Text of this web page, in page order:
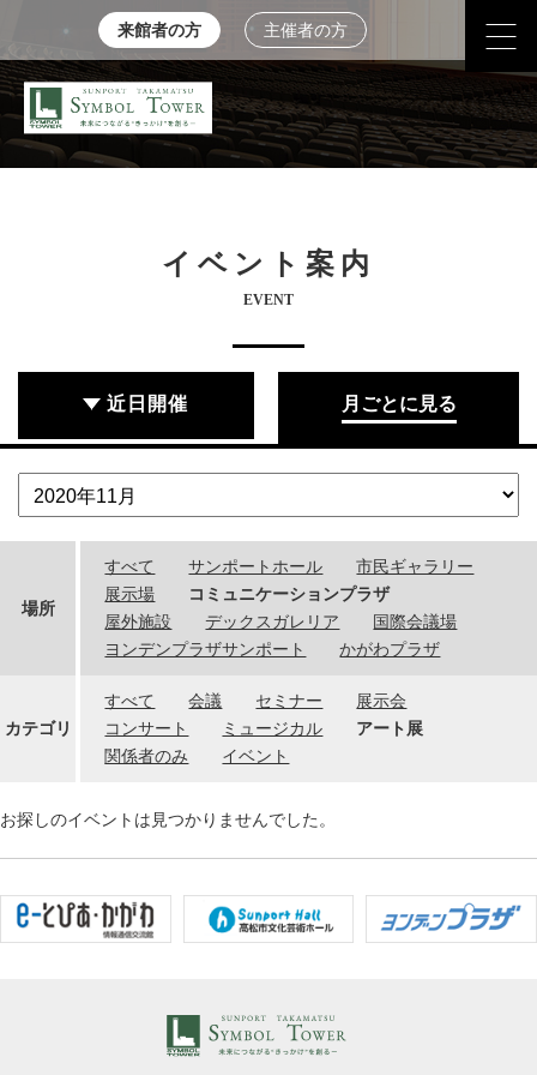
来館者の方 主催者の方
イベント案内
EVENT
近日開催 月ごとに見る
場所
すべて サンポートホール
市民ギャラリー
展示場
コミュニケーションプラザ
屋外施設
デックスガレリア
国際会議場
ヨンデンプラザサンポート
かがわプラザ
カテゴリ
すべて 会議 セミナー
展示会
コンサート
ミュージカル
アート展
関係者のみ
イベント
お探しのイベントは見つかりませんでした。